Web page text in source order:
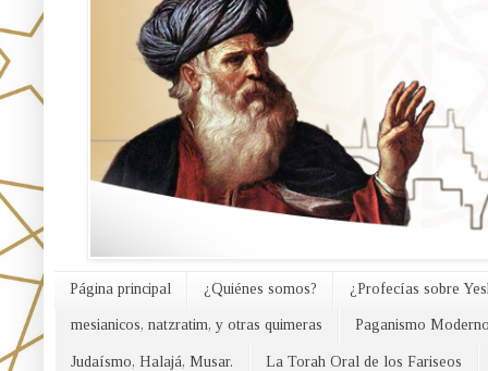
Página principal ¿Quiénes somos? ¿Profecías sobre
mesianicos, natzratim, y otras quimeras Paganismo
Judaísmo, Halajá, Musar. La Torah Oral de los Fariseos